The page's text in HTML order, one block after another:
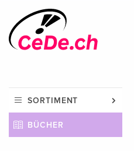
SORTIMENT
BÜCHER